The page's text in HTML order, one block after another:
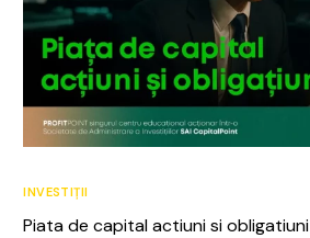
INVESTIȚII
Piata de capital actiuni si obligatiuni